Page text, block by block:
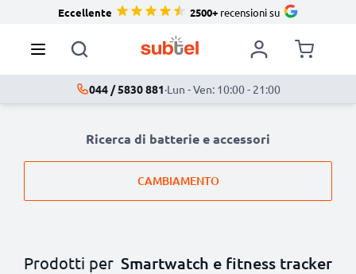
Eccellente 2500+recensioni su
044 / 5830 881·Lun - Ven: 10:00 - 21:00
Ricerca di batterie e accessori
CAMBIAMENTO
Prodotti per Smartwatch e fitness tracker